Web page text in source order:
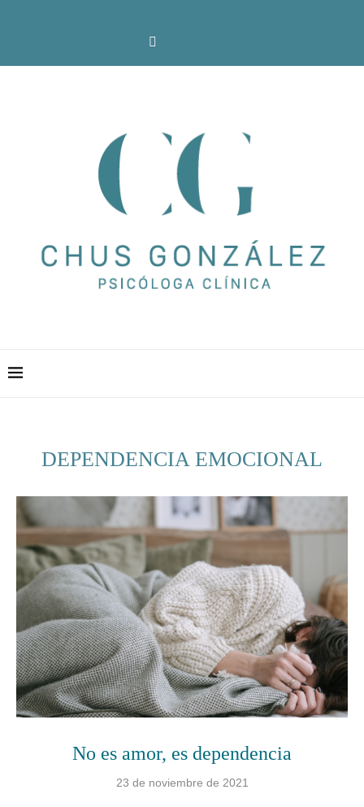
DEPENDENCIA EMOCIONAL
No es amor, es dependencia
23 de noviembre de 2021